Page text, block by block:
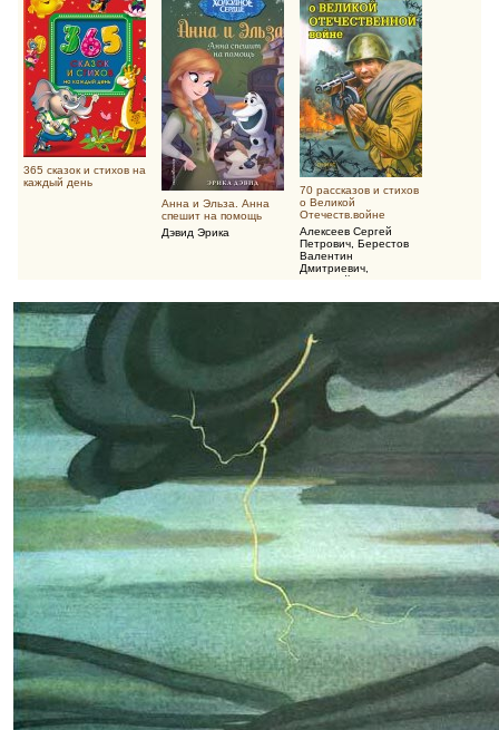
365 сказок и стихов на
каждый день
Анна и Эльза. Анна
спешит на помощь
Дэвид Эрика
70 рассказов и стихов
о Великой
Отечеств.войне
Алексеев Сергей
Петрович Берестов
Валентин
Дмитриевич
Воскобойников